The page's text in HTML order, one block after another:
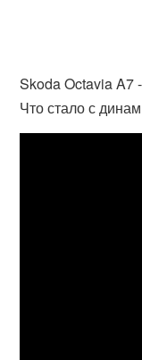
Skoda Octavia A7
Что стало с